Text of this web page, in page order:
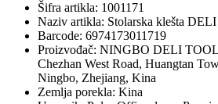
Šifra artikla: 1001171
Naziv artikla: Stolarska klešta
Barcode: 6974173011719
Proizvođač: NINGBO DELI
Chezhan West Road, Huangtan
Ningbo, Zhejiang, Kina
Zemlja porekla: Kina